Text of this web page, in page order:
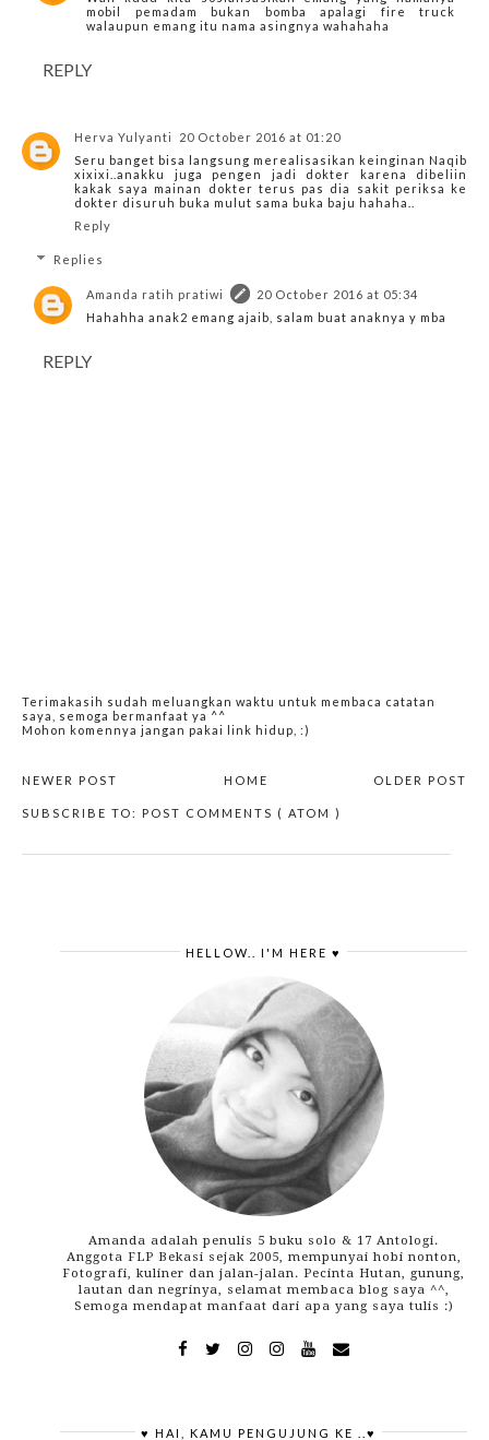
mobil pemadam bukan bomba apalagi fire truck
walaupun emang itu nama asingnya wahahaha
REPLY
Herva Yulyanti
20 October 2016 at 01:20
Seru banget bisa langsung merealisasikan keinginan Naqib
xixixi..anakku juga pengen jadi dokter karena dibeliin
kakak saya mainan dokter terus pas dia sakit periksa ke
dokter disuruh buka mulut sama buka baju hahaha..
Reply
Replies
Amanda ratih pratiwi
20 October 2016 at 05:34
Hahahha anak2 emang ajaib, salam buat anaknya y mba
REPLY
Terimakasih sudah meluangkan waktu untuk membaca catatan
saya, semoga bermanfaat ya ^^
Mohon komennya jangan pakai link hidup, :)
NEWER POST OLDER POST
HOME
SUBSCRIBE TO: POST COMMENTS ( ATOM )
HELLOW.. I'M HERE ♥
Amanda adalah penulis 5 buku solo & 17 Antologi.
Anggota FLP Bekasi sejak 2005, mempunyai hobi nonton,
Fotografi, kuliner dan jalan-jalan. Pecinta Hutan, gunung,
lautan dan negrinya, selamat membaca blog saya ^^,
Semoga mendapat manfaat dari apa yang saya tulis :)
♥ HAI, KAMU PENGUJUNG KE ..♥